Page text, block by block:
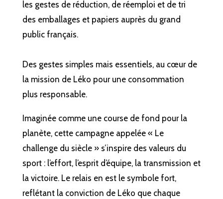
les gestes de réduction, de réemploi et de tri
des emballages et papiers auprès du grand
public français.
Des gestes simples mais essentiels, au cœur de
la mission de Léko pour une consommation
plus responsable.
Imaginée comme une course de fond pour la
planète, cette campagne appelée « Le
challenge du siècle » s’inspire des valeurs du
sport : l’effort, l’esprit d’équipe, la transmission et
la victoire. Le relais en est le symbole fort,
reflétant la conviction de Léko que chaque